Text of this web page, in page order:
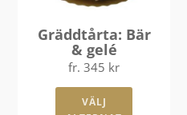
Gräddtårta: Bär
& gelé
fr.345 kr
VÄLJ
Den